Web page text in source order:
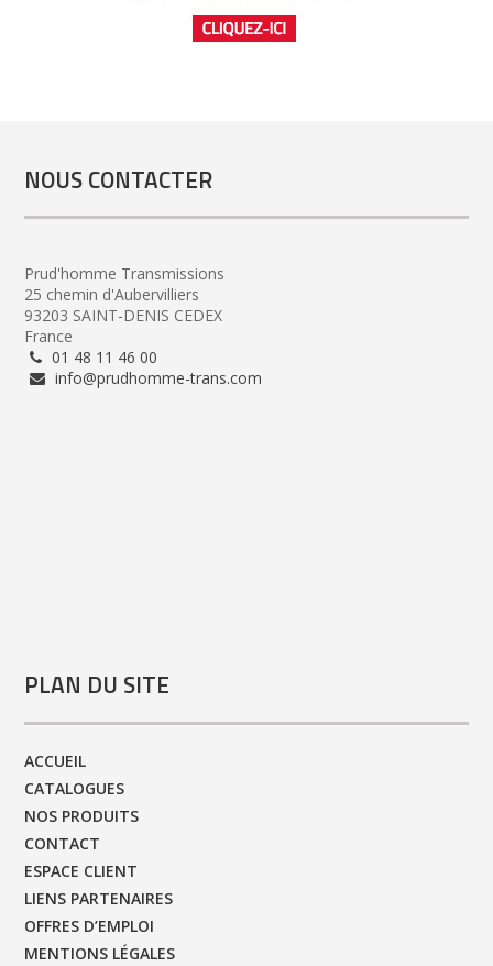
NOUS CONTACTER
Prud'homme Transmissions
25 chemin d'Aubervilliers
93203 SAINT-DENIS CEDEX
France
01 48 11 46 00
info@prudhomme-trans.com
PLAN DU SITE
ACCUEIL
CATALOGUES
NOS PRODUITS
CONTACT
ESPACE CLIENT
LIENS PARTENAIRES
OFFRES D’EMPLOI
MENTIONS LÉGALES